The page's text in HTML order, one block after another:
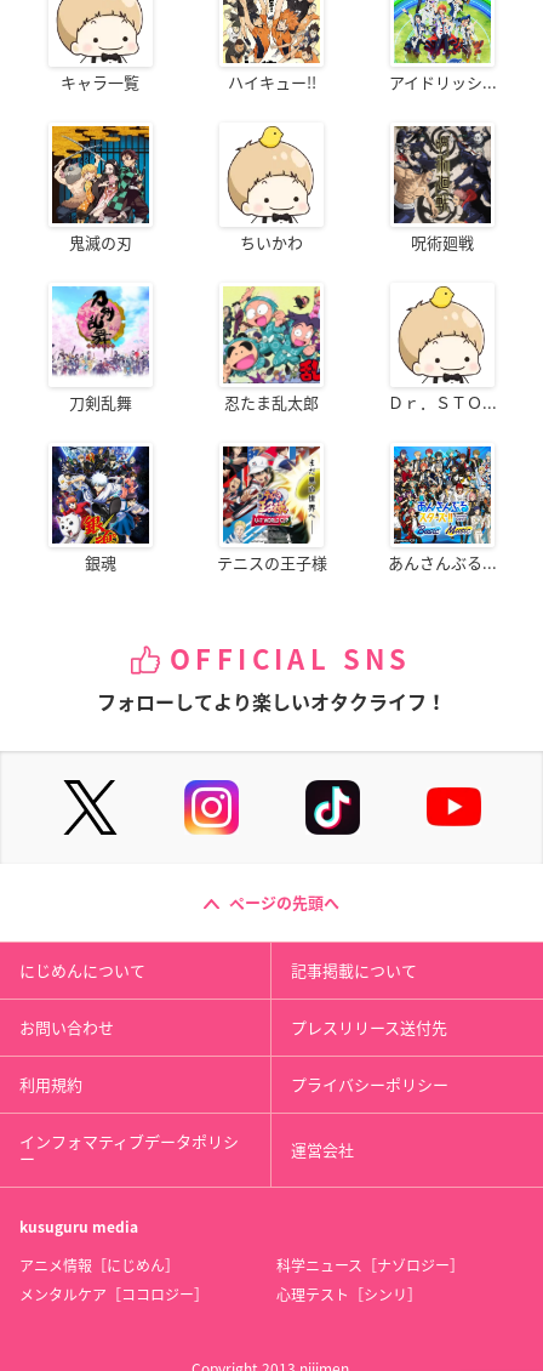
キャラ一覧 ハイキュー!! アイドリッシ...
鬼滅の刃 ちいかわ 呪術廻戦
刀剣乱舞 忍たま乱太郎 Ｄｒ．ＳＴＯ...
銀魂 テニスの王子様 あんさんぶる...
OFFICIAL SNS
フォローしてより楽しいオタクライフ！
ページの先頭へ
にじめんについて 記事掲載について
お問い合わせ プレスリリース送付先
利用規約 プライバシーポリシー
インフォマティブデータポリシ
ー 運営会社
kusuguru media
アニメ情報［にじめん］
科学ニュース［ナゾロジー］
メンタルケア［ココロジー］
心理テスト［シンリ］